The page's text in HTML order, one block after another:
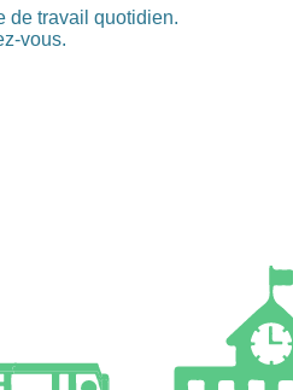
de travail quotidien.
vous.